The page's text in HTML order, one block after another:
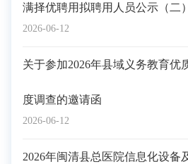
2026-06-12
满择优聘用拟聘用人员公示（二）
2026-06-12
关于参加2026年县域义务教育优
度调查的邀请函
2026年闽清县总医院信息化设备